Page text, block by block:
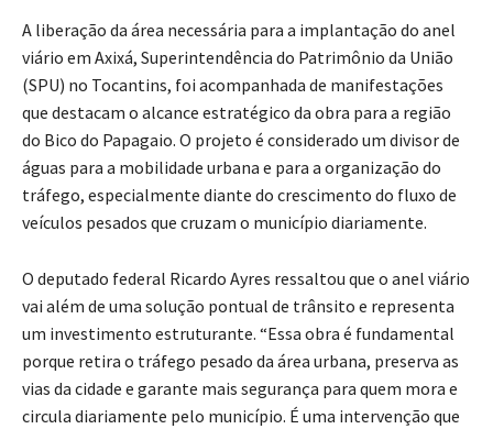
A liberação da área necessária para a implantação do anel
viário em Axixá, Superintendência do Patrimônio da União
(SPU) no Tocantins, foi acompanhada de manifestações
que destacam o alcance estratégico da obra para a região
do Bico do Papagaio. O projeto é considerado um divisor de
águas para a mobilidade urbana e para a organização do
tráfego, especialmente diante do crescimento do fluxo de
veículos pesados que cruzam o município diariamente.
O deputado federal Ricardo Ayres ressaltou que o anel viário
vai além de uma solução pontual de trânsito e representa
um investimento estruturante. “Essa obra é fundamental
porque retira o tráfego pesado da área urbana, preserva as
vias da cidade e garante mais segurança para quem mora e
circula diariamente pelo município. É uma intervenção que